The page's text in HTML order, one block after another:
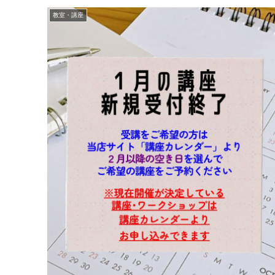
教室・講座